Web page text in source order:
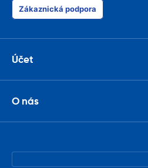
Zákaznická podpora
Účet
O nás